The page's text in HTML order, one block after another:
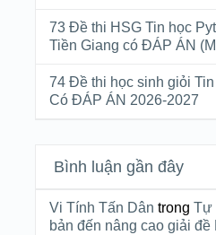
73 Đề thi HSG Tin học
Tiền Giang có ĐÁP ÁN
74 Đề thi học sinh giỏi
Có ĐÁP ÁN 2026-2027
Bình luận gần đây
Vi Tính Tấn Dân trong Tự
bản đến nâng cao giải